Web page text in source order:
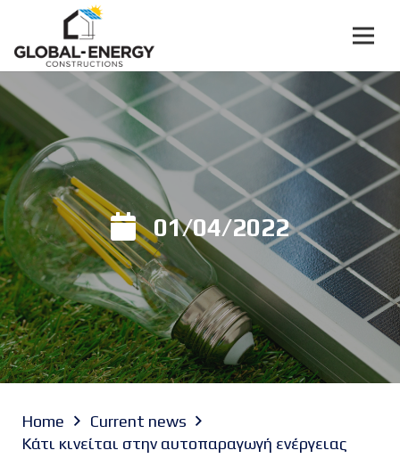
01/04/2022
Home
Current news
Κάτι κινείται στην αυτοπαραγωγή ενέργειας